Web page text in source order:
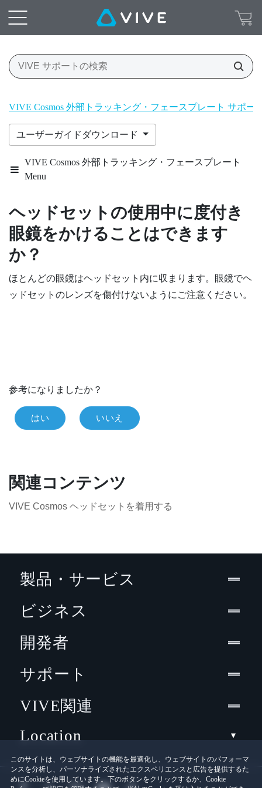
VIVE Cosmos 外部トラッキング・フェースプレート サポー
ユーザーガイドダウンロード
VIVE Cosmos 外部トラッキング・フェースプレート
Menu
ヘッドセットの使用中に度付き
眼鏡をかけることはできます
か？
ほとんどの眼鏡はヘッドセット内に収まります。眼鏡でヘ
ッドセットのレンズを傷付けないようにご注意ください。
参考になりましたか？
はい いいえ
関連コンテンツ
VIVE Cosmos ヘッドセットを着用する
このサイトは、ウェブサイトの機能を最適化し、ウェブサイトのパフォーマ
ンスを分析し、パーソナライズされたエクスペリエンスと広告を提供するた
めにCookieを使用しています。下のボタンをクリックするか、Cookie
製品・サービス
ビジネス
開発者
サポート
VIVE関連
Location